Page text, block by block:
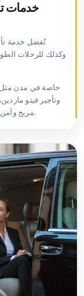
خدمات
تُفضل خدمة
وكذلك للرحلات
خاصة في مدن مثل
وتأجير فيتو
مريح وآمن في المسافات الطويلة هو أحد أهم أسباب التفضيل.